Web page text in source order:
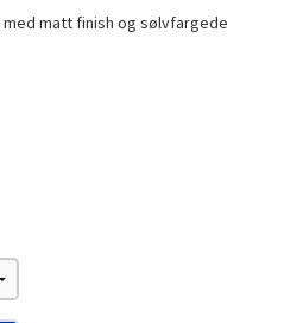
med matt finish og sølvfargede